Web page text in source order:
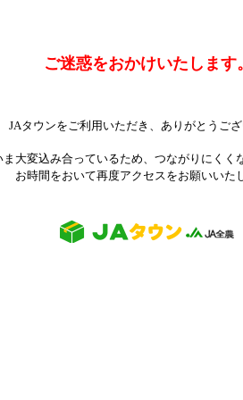
ご迷惑をおかけいたします。
JAタウンをご利用いただき、ありがとうござ
ま大変込み合っているため、つながりにくく
お時間をおいて再度アクセスをお願いいた